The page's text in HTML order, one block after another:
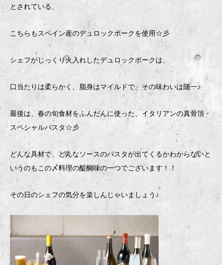
とされている、
こちらもスペイン産のデュロックポークを使用☆彡
シェフがじっくり火入れしたデュロックポークは、
口当たりは柔らかく、脂身はマイルドで、その味わいは随一♪
最後は、春の旬食材をふんだんに使った、イタリアンの真骨頂・
スペシャルパスタ☆彡
どんな具材で、どんなソースのパスタが出てくるかわからないと
いうのもこの〆料理の醍醐味の一つでございます！！
その日のシェフの気分を楽しんじゃいましょう♪